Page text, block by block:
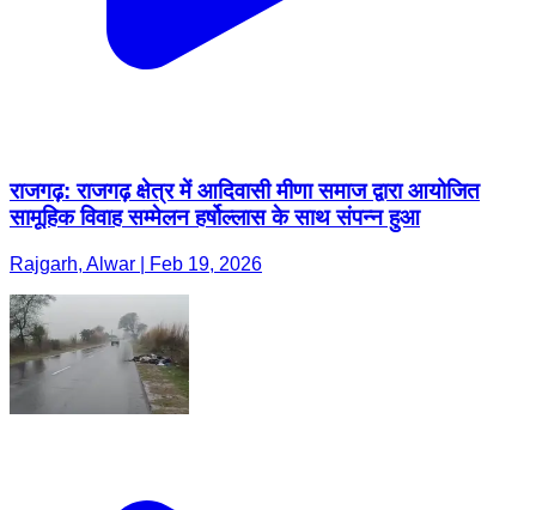
राजगढ़: राजगढ़ क्षेत्र में आदिवासी मीणा समाज द्वारा आयोजित
सामूहिक विवाह सम्मेलन हर्षोल्लास के साथ संपन्न हुआ
Rajgarh, Alwar | Feb 19, 2026